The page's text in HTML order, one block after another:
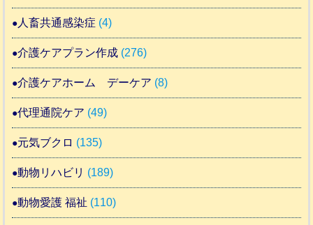
人畜共通感染症 (4)
介護ケアプラン作成 (276)
介護ケアホーム デーケア (8)
代理通院ケア (49)
元気ブクロ (135)
動物リハビリ (189)
動物愛護 福祉 (110)